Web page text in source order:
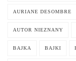
AURIANE DESOMBRE
AUTOR NIEZNANY
BAJKA BAJKI